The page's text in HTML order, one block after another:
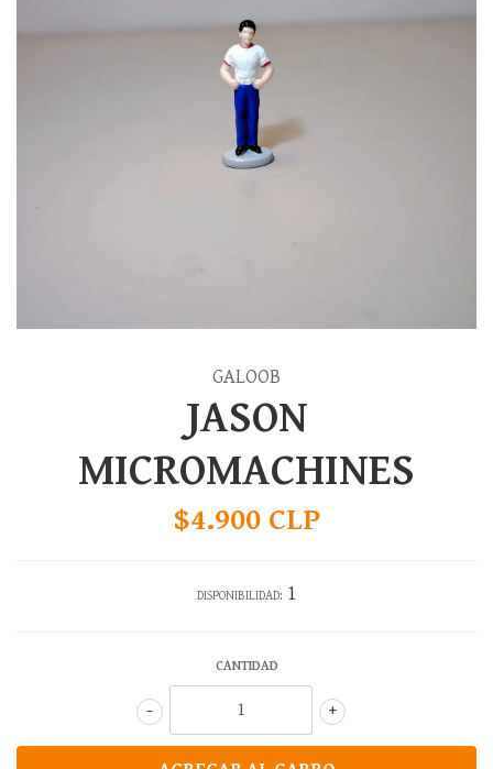
GALOOB
JASON
MICROMACHINES
$4.900 CLP
DISPONIBILIDAD: 1
CANTIDAD
+
-